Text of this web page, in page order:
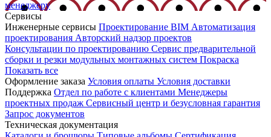
менеджеру
Сервисы
Инженерные сервисы Проектирование BIM Автоматизация
проектирования Авторский надзор проектов
Консультации по проектированию Сервис предварительной
сборки и резки модульных монтажных систем Покраска
Показать все
Оформление заказа Условия оплаты Условия доставки
Поддержка Отдел по работе с клиентами Менеджеры
проектных продаж Сервисный центр и безусловная гарантия
Запрос документов
Техническая документация